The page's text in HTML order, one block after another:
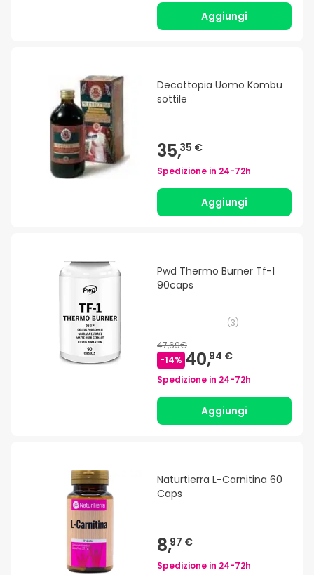
Aggiungi
Decottopia Uomo Kombu
sottile
35,35 €
Spedizione in 24-72h
Aggiungi
Pwd Thermo Burner Tf-1
90caps
(3)
47,69€
-14% 40,94 €
Spedizione in 24-72h
Aggiungi
Naturtierra L-Carnitina 60
Caps
8,97 €
Spedizione in 24-72h